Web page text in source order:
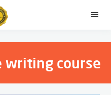
القائمة
writing course